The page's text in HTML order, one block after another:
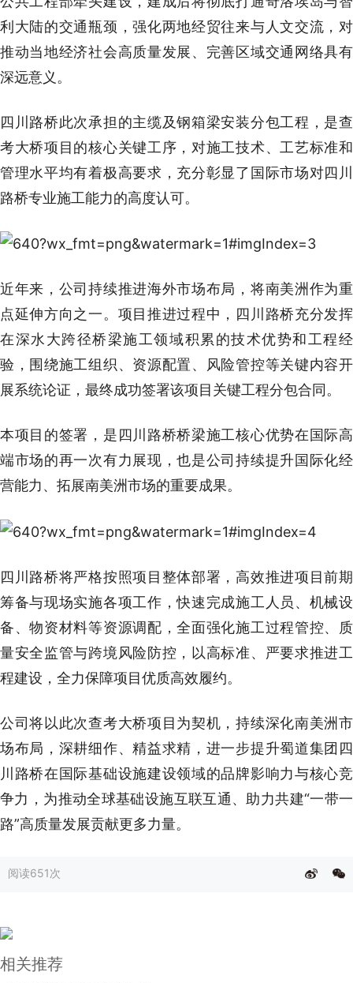
利大陆的交通瓶颈，强化两地经贸往来与人文交流，对
推动当地经济社会高质量发展、完善区域交通网络具有
深远意义。
四川路桥此次承担的主缆及钢箱梁安装分包工程，是查
考大桥项目的核心关键工序，对施工技术、工艺标准和
管理水平均有着极高要求，充分彰显了国际市场对四川
路桥专业施工能力的高度认可。
近年来，公司持续推进海外市场布局，将南美洲作为重
点延伸方向之一。项目推进过程中，四川路桥充分发挥
在深水大跨径桥梁施工领域积累的技术优势和工程经
验，围绕施工组织、资源配置、风险管控等关键内容开
展系统论证，最终成功签署该项目关键工程分包合同。
本项目的签署，是四川路桥桥梁施工核心优势在国际高
端市场的再一次有力展现，也是公司持续提升国际化经
营能力、拓展南美洲市场的重要成果。
四川路桥将严格按照项目整体部署，高效推进项目前期
筹备与现场实施各项工作，快速完成施工人员、机械设
备、物资材料等资源调配，全面强化施工过程管控、质
量安全监管与跨境风险防控，以高标准、严要求推进工
程建设，全力保障项目优质高效履约。
公司将以此次查考大桥项目为契机，持续深化南美洲市
场布局，深耕细作、精益求精，进一步提升蜀道集团四
川路桥在国际基础设施建设领域的品牌影响力与核心竞
争力，为推动全球基础设施互联互通、助力共建“一带一
路”高质量发展贡献更多力量。
阅读651次
相关推荐